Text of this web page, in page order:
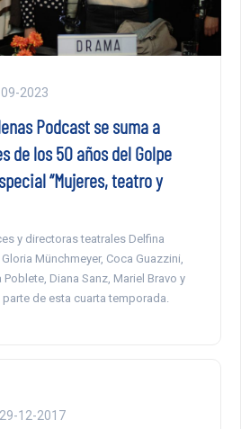
2023
Podcast se suma a
de los 50 años del Golpe
“Mujeres, teatro y
y directoras teatrales Delfina
Münchmeyer, Coca Guazzini,
Diana Sanz, Mariel Bravo y
parte de esta cuarta temporada.
29-12-2017